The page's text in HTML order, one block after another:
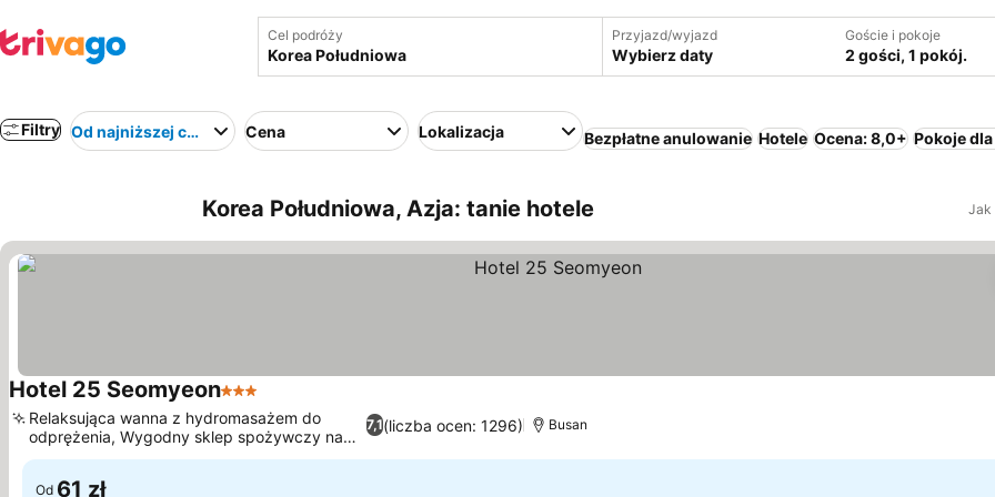
Cel podróży Przyjazd/wyjazd
Wybierz daty
Goście i pokoje
2 gości, 1 pokój.
Filtry Od najniższej ceny Cena Lokalizacja Bezpłatne anulowanie Hotele Ocena: 8,0+ Pokoje
Korea Południowa, Azja: tanie hotele Jak
Hotel 25 Seomyeon3 Kategoria
7,1(liczba ocen: 1296)
Relaksująca wanna z hydromasażem do
odprężenia, Wygodny sklep spożywczy na
miejscu
Busan
Od 61 zł